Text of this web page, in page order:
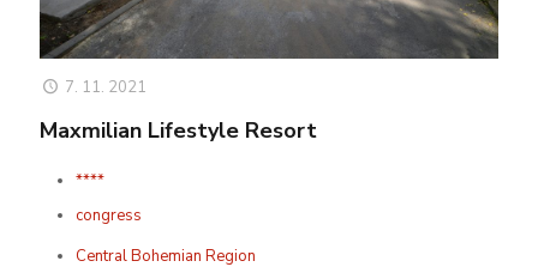
7. 11. 2021
Maxmilian Lifestyle Resort
****
congress
Central Bohemian Region